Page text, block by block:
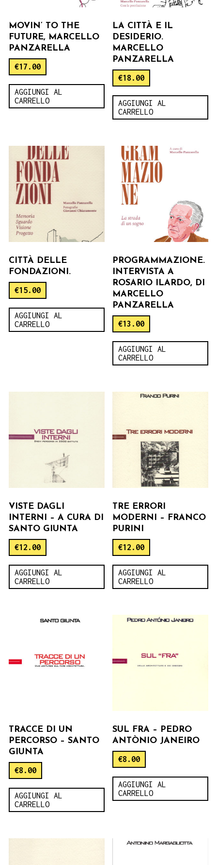
MOVIN’ TO THE
FUTURE, MARCELLO
PANZARELLA
€17.00
AGGIUNGI AL
CARRELLO
LA CITTÀ E IL
DESIDERIO.
MARCELLO
PANZARELLA
€18.00
AGGIUNGI AL
CARRELLO
CITTÀ DELLE
FONDAZIONI.
€15.00
AGGIUNGI AL
CARRELLO
PROGRAMMAZIONE.
INTERVISTA A
ROSARIO ILARDO, DI
MARCELLO
PANZARELLA
€13.00
AGGIUNGI AL
CARRELLO
VISTE DAGLI
INTERNI – A CURA DI
SANTO GIUNTA
€12.00
AGGIUNGI AL
CARRELLO
TRE ERRORI
MODERNI – FRANCO
PURINI
€12.00
AGGIUNGI AL
CARRELLO
TRACCE DI UN
PERCORSO – SANTO
GIUNTA
€8.00
AGGIUNGI AL
CARRELLO
SUL FRA – PEDRO
ANTÒNIO JANEIRO
€8.00
AGGIUNGI AL
CARRELLO